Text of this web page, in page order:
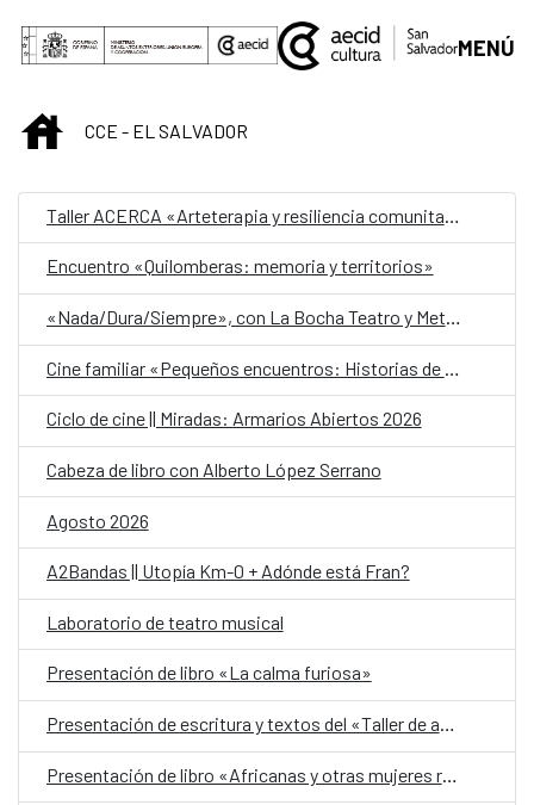
Saltar al contenido principal
MENÚ
INICIOCCE - EL SALVADOR
Encuentro «Quilomberas: memoria y territorios»
«Nada/Dura/Siempre», con La Bocha Teatro y Metafórica
Ciclo de cine || Miradas: Armarios Abiertos 2026
Cabeza de libro con Alberto López Serrano
Agosto 2026
A2Bandas || Utopía Km-0 + Adónde está Fran?
Laboratorio de teatro musical
Presentación de libro «La calma furiosa»
Presentación de escritura y textos del «Taller de autobiografía para mujeres 70+»
Presentación de libro «Africanas y otras mujeres racializadas»